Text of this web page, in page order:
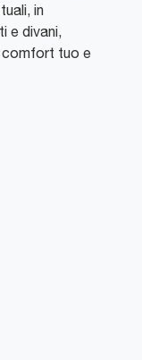
in
e divani,
comfort tuo e